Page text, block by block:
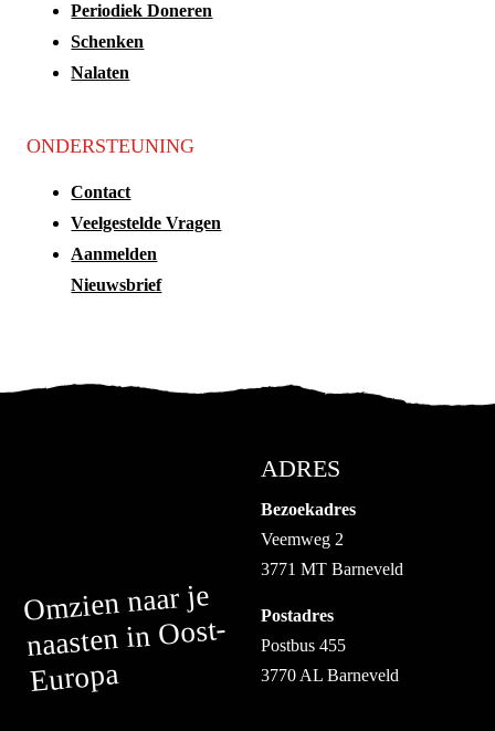
Periodiek Doneren
Schenken
Nalaten
ONDERSTEUNING
Contact
Veelgestelde Vragen
Aanmelden
Nieuwsbrief
Omzien naar je
naasten in Oost-
Europa
ADRES
Bezoekadres
Veemweg 2
3771 MT Barneveld
Postadres
Postbus 455
3770 AL Barneveld